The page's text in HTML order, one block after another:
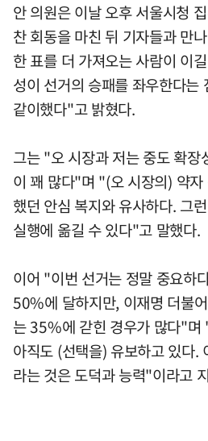
안 의원은 이날 오후 서울시청
찬 회동을 마친 뒤 기자들과 만
한 표를 더 가져오는 사람이 이
성이 선거의 승패를 좌우한다는
같이했다"고 밝혔다.
그는 "오 시장과 저는 중도 확장
이 꽤 많다"며 "(오 시장의) 약
했던 안심 복지와 유사하다. 그
실행에 옮길 수 있다"고 말했다.
이어 "이번 선거는 정말 중요하
50%에 달하지만, 이재명 더불
는 35%에 갇힌 경우가 많다"
아직도 (선택을) 유보하고 있다.
라는 것은 도덕과 능력"이라고